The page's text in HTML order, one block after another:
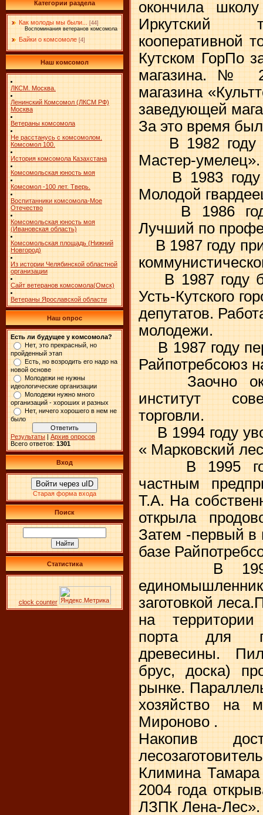
Категории раздела
Как молоды мы были...
[44]
Воспоминания ветеранов комсомола
Байки о комсомоле [4]
Наш комсомол
ЛКСМ. Москва.
Ленинский Комсомол (ЛКСМ РФ)
Москва
Ветераны комсомола
Не расстанусь с комсомолом.
Комсомол 100.
История комсомола Казахстана
Комсомольская юность моя
Комсомол -100 лет. Тверь.
Воспитанники комсомола-Мое
Отечество
Комсомольская юность моя
(Ивановская область)
Комсомольская площадь (Нижний
Новгород)
Из истории Челябинской областной
организации
Сайт ветеранов комсомола(Омск)
Ветераны Ярославской области
Наш опрос
Есть ли будущее у комсомола?
Нет, это прекрасный, но
пройденный этап
Есть, но возродить его надо на
новой основе
Молодежи не нужны
идеологические организации
Молодежи нужно много
организаций - хороших и разных
Нет, ничего хорошего в нем не
было
Результаты | Архив опросов
Всего ответов: 1301
Вход
Войти через uID
Старая форма входа
Поиск
Статистика
clock counter
окончила
Иркутский
кооперативной
Кутском ГорПо
магазина.№
магазина
заведующей
За это время
В 1982 году
Мастер-умелец».
В 1983 году
Молодой
В 1986 году
Лучший по
В 1987 году
В 1987 году
Усть-Кутского
депутатов.
молодежи.
В 1987 году
Райпотребсоюз
Заочно
институт
торговли.
В 1994 году
« Марковский
В 1995 году
частным
Т.А. На
открыла
Затем -первый в
базе
В 1997
заготовкой
на территории
порта для
древесины.
брус, доска)
рынке.
хозяйство на
Мироново .
Накопив
Климина
2004 года
ЛЗПК Лена-Лес».